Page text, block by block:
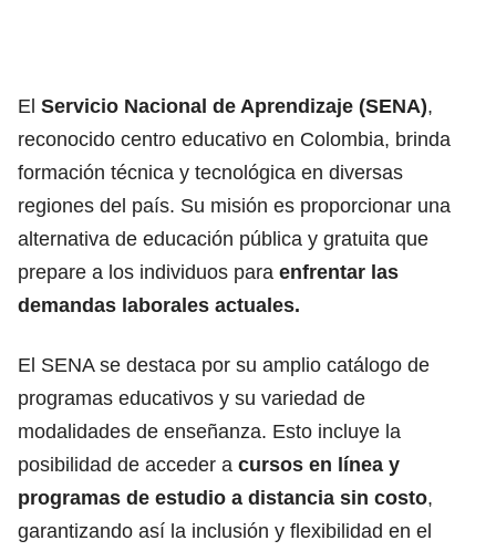
El Servicio Nacional de Aprendizaje (SENA),
reconocido centro educativo en Colombia, brinda
formación técnica y tecnológica en diversas
regiones del país. Su misión es proporcionar una
alternativa de educación pública y gratuita que
prepare a los individuos para enfrentar las
demandas laborales actuales.
El SENA se destaca por su amplio catálogo de
programas educativos y su variedad de
modalidades de enseñanza. Esto incluye la
posibilidad de acceder a cursos en línea y
programas de estudio a distancia sin costo,
garantizando así la inclusión y flexibilidad en el